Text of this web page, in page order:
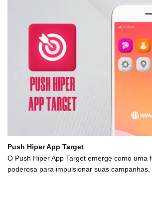
Push Hiper App Target
O Push Hiper App Target emerge como uma
poderosa para impulsionar suas